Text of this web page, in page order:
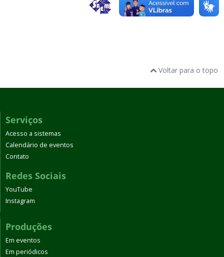
Voltar para o topo
Serviços
Acesso a sistemas
Calendário de eventos
Contato
Redes Sociais
YouTube
Instagram
Produções
Em eventos
Em periódicos